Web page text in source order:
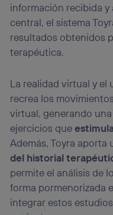
información recibida
central, el sistema
resultados obtenidos
terapéutica.
La realidad virtual y el
recrea los
virtual, generando
ejercicios que
Además, Toyra
del historial
permite el análisis de
forma pormenorizada
integrar estos